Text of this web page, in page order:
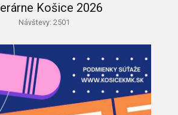
Košice 2026
Návštevy: 2501